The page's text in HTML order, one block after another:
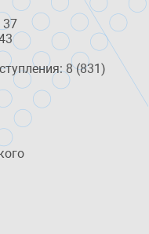
37
8 (831)